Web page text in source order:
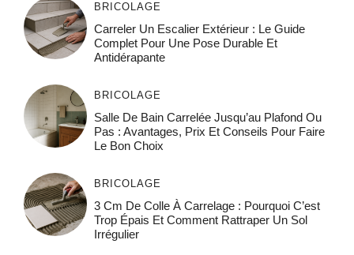
BRICOLAGE
Carreler Un Escalier Extérieur : Le Guide
Complet Pour Une Pose Durable Et
Antidérapante
BRICOLAGE
Salle De Bain Carrelée Jusqu’au Plafond Ou
Pas : Avantages, Prix Et Conseils Pour Faire
Le Bon Choix
BRICOLAGE
3 Cm De Colle À Carrelage : Pourquoi C’est
Trop Épais Et Comment Rattraper Un Sol
Irrégulier